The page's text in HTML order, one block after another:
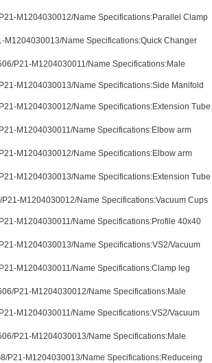
M1204030012/Name Specifications:Parallel Clamp
M1204030013/Name Specifications:Quick Changer
P21-M1204030011/Name Specifications:Male
M1204030013/Name Specifications:Side Manifold
M1204030012/Name Specifications:Extension Tube
M1204030011/Name Specifications:Elbow arm
M1204030012/Name Specifications:Elbow arm
M1204030013/Name Specifications:Extension Tube
M1204030012/Name Specifications:Vacuum Cups
M1204030011/Name Specifications:Profile 40x40
M1204030013/Name Specifications:VS2/Vacuum
M1204030011/Name Specifications:Clamp leg
P21-M1204030012/Name Specifications:Male
M1204030011/Name Specifications:VS2/Vacuum
P21-M1204030013/Name Specifications:Male
P21-M1204030013/Name Specifications:Reduceing